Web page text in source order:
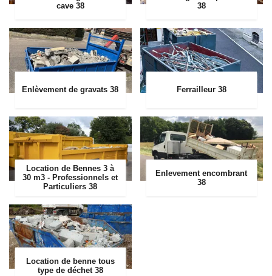
cave 38
38
Enlèvement de gravats 38 Ferrailleur 38
Location de Bennes 3 à
30 m3 - Professionnels et
Particuliers 38
Enlevement encombrant
38
Location de benne tous
type de déchet 38